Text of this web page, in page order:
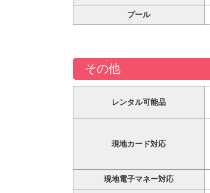
プール
その他
レンタル可能品
現地カード対応
現地電子マネー対応